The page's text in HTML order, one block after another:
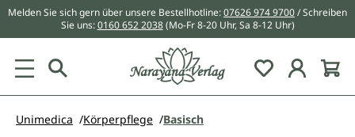
springen
Melden Sie sich gern über unsere Bestellhotline:07626 974 9700/ Schreiben
Sie uns:0160 652 2038 (Mo-Fr 8-20 Uhr, Sa 8-12 Uhr)
Du hast 0
Unimedica Körperpflege Basisch